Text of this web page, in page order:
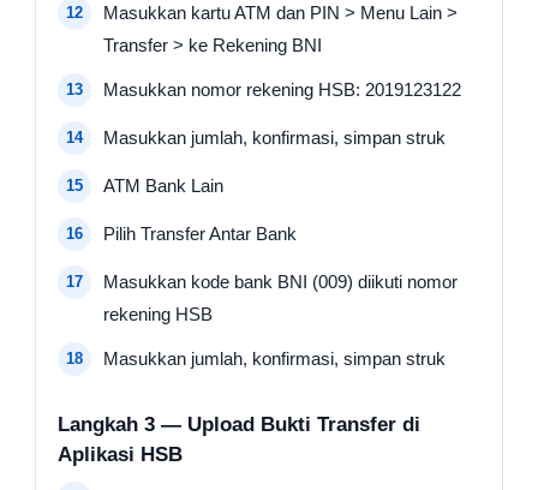
Masukkan kartu ATM dan PIN > Menu Lain >
Transfer > ke Rekening BNI
Masukkan nomor rekening HSB: 2019123122
Masukkan jumlah, konfirmasi, simpan struk
ATM Bank Lain
Pilih Transfer Antar Bank
Masukkan kode bank BNI (009) diikuti nomor
rekening HSB
Masukkan jumlah, konfirmasi, simpan struk
Langkah 3 — Upload Bukti Transfer di
Aplikasi HSB